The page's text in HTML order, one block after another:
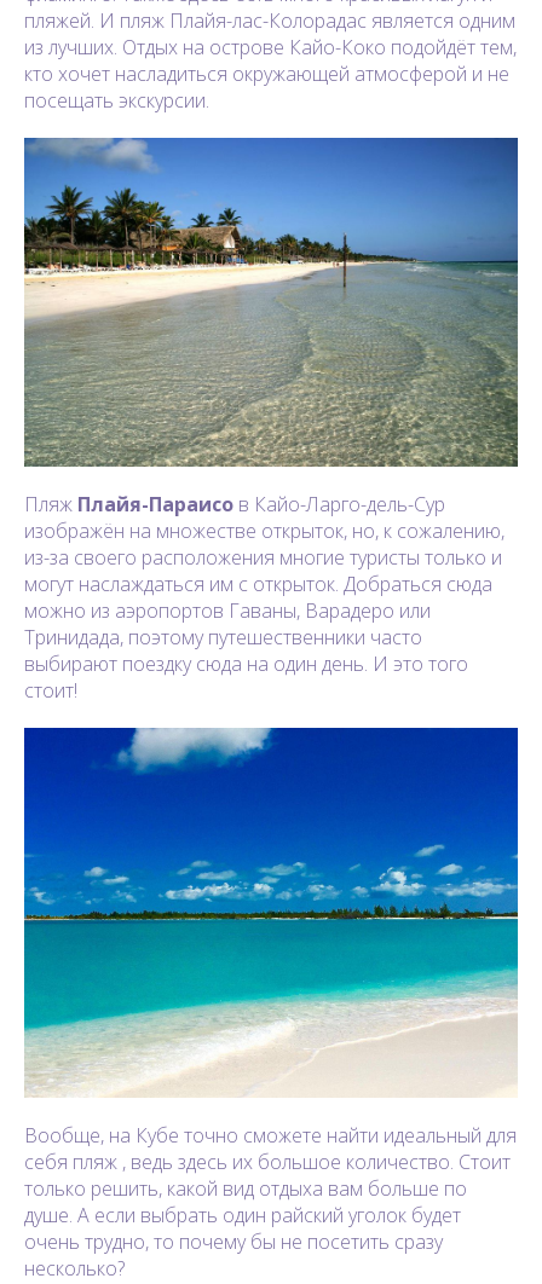
пляжей. И пляж Плайя-лас-Колорадас является одним
из лучших. Отдых на острове Кайо-Коко подойдёт тем,
кто хочет насладиться окружающей атмосферой и не
посещать экскурсии.
Пляж Плайя-Параисо в Кайо-Ларго-дель-Сур
изображён на множестве открыток, но, к сожалению,
из-за своего расположения многие туристы только и
могут наслаждаться им с открыток. Добраться сюда
можно из аэропортов Гаваны, Варадеро или
Тринидада, поэтому путешественники часто
выбирают поездку сюда на один день. И это того
стоит!
Вообще, на Кубе точно сможете найти идеальный для
себя пляж , ведь здесь их большое количество. Стоит
только решить, какой вид отдыха вам больше по
душе. А если выбрать один райский уголок будет
очень трудно, то почему бы не посетить сразу
несколько?